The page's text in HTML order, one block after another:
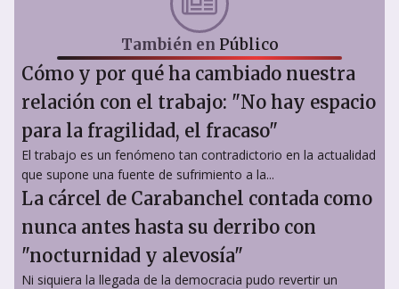
También en Público
Cómo y por qué ha cambiado nuestra
relación con el trabajo: "No hay espacio
para la fragilidad, el fracaso"
El trabajo es un fenómeno tan contradictorio en la actualidad
que supone una fuente de sufrimiento a la...
La cárcel de Carabanchel contada como
nunca antes hasta su derribo con
"nocturnidad y alevosía"
Ni siquiera la llegada de la democracia pudo revertir un